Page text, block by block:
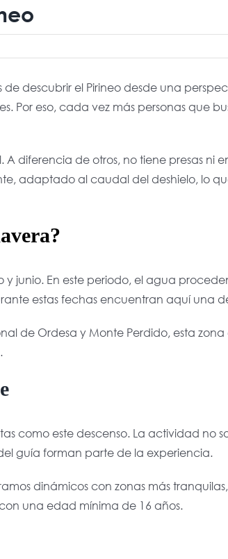
de descubrir el Pirineo desde una
eso, cada vez más personas que
A diferencia de otros, no tiene presas ni
adaptado al caudal del deshielo, lo
junio. En este periodo, el agua
estas fechas encuentran aquí una
de Ordesa y Monte Perdido, esta
como este descenso. La actividad no
guía forman parte de la experiencia.
dinámicos con zonas más
una edad mínima de 16 años.